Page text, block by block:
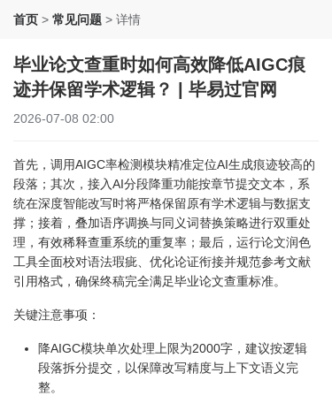
首页 > 常见问题 > 详情
毕业论文查重时如何高效降低AIGC痕
迹并保留学术逻辑？ | 毕易过官网
2026-07-08 02:00
首先，调用AIGC率检测模块精准定位AI生成痕迹较高的
段落；其次，接入AI分段降重功能按章节提交文本，系
统在深度智能改写时将严格保留原有学术逻辑与数据支
撑；接着，叠加语序调换与同义词替换策略进行双重处
理，有效稀释查重系统的重复率；最后，运行论文润色
工具全面校对语法瑕疵、优化论证衔接并规范参考文献
引用格式，确保终稿完全满足毕业论文查重标准。
关键注意事项：
降AIGC模块单次处理上限为2000字，建议按逻辑
段落拆分提交，以保障改写精度与上下文语义完
整。